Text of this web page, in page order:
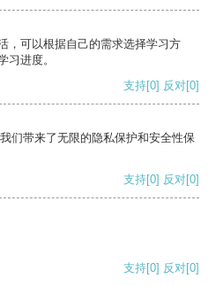
，可以根据自己的需求选择学习方
习进度。
支持[0] 反对[0]
们带来了无限的隐私保护和安全性保
支持[0] 反对[0]
支持[0] 反对[0]